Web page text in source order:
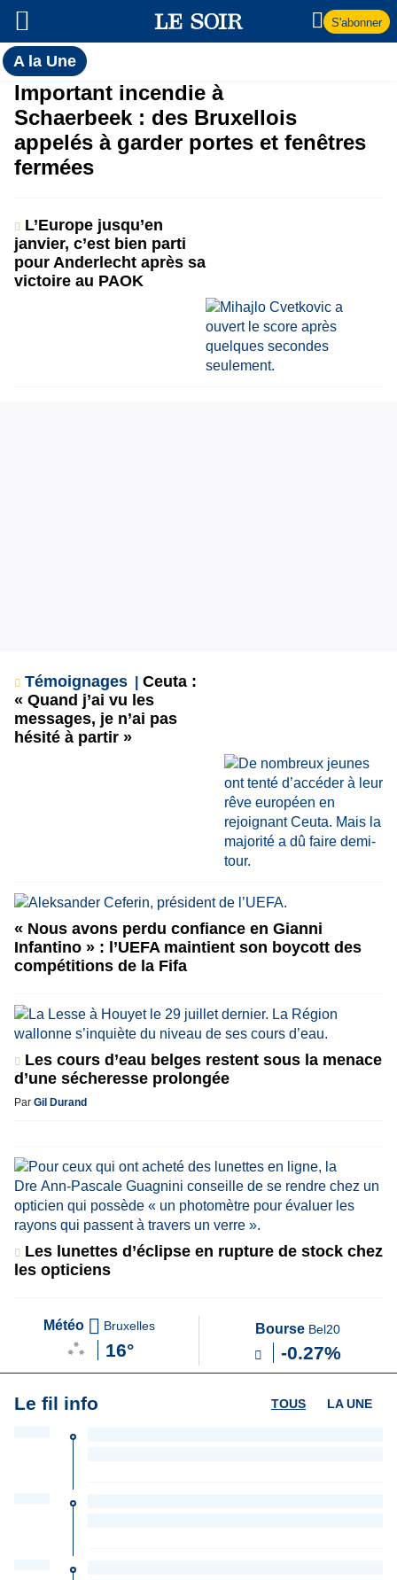
S'abonner
A la UneToutes
l'actualité
du Soir
A
la
Une
Important incendie à
Schaerbeek : des Bruxellois
appelés à garder portes et fenêtres
fermées
L’Europe jusqu’en
janvier, c’est bien parti
pour Anderlecht après sa
victoire au PAOK
Témoignages
Ceuta :
« Quand j’ai vu les
messages, je n’ai pas
hésité à partir »
« Nous avons perdu confiance en Gianni
Infantino » : l’UEFA maintient son boycott des
compétitions de la Fifa
Les cours d’eau belges restent sous la menace
d’une sécheresse prolongée
Par Gil Durand
Les lunettes d’éclipse en rupture de stock chez
les opticiens
Météo Bruxelles
16°
Bourse Bel20
-0.27%
Le fil info LA UNE
TOUS